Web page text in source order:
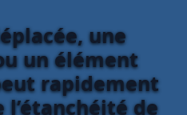
une
un élément
rapidement
de